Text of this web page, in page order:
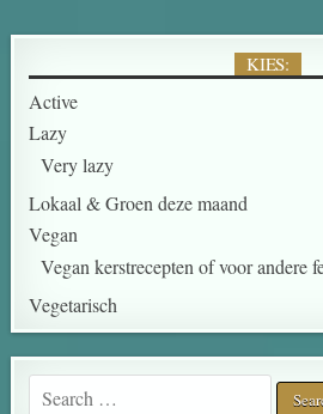
KIES:
Active
Lazy
Very lazy
Lokaal & Groen deze maand
Vegan
Vegan kerstrecepten of voor andere
Vegetarisch
Search for: